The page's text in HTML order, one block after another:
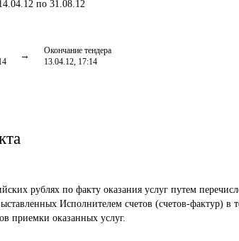
по 31.08.12
Окончание тендера
13.04.12, 17:14
рублях по факту оказания услуг путем
Исполнителем счетов (счетов-фактур) в
приемки оказанных услуг.